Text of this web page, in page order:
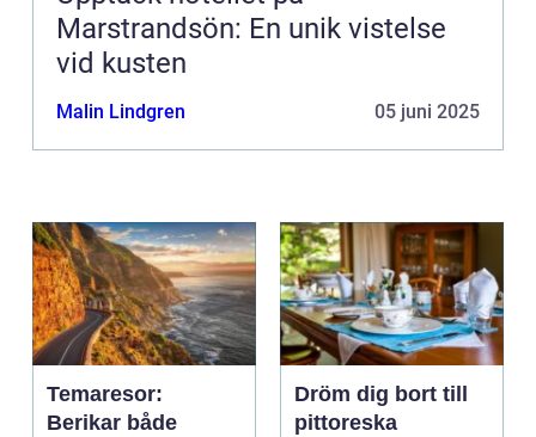
Marstrandsön: En unik vistelse
vid kusten
Malin Lindgren 05 juni 2025
Temaresor:
Berikar både
Dröm dig bort till
pittoreska